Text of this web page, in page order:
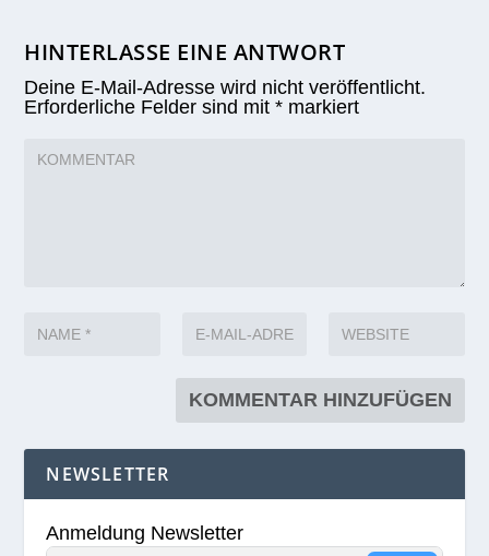
HINTERLASSE EINE ANTWORT
Deine E-Mail-Adresse wird nicht veröffentlicht.
Erforderliche Felder sind mit* markiert
NEWSLETTER
Anmeldung Newsletter